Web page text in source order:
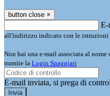
button close ×
E-
all'indirizzo indicato con le istruzioni
Non hai una e-mail associata al
tramite la Login Spaggiari
E-mail inviata, si prega di